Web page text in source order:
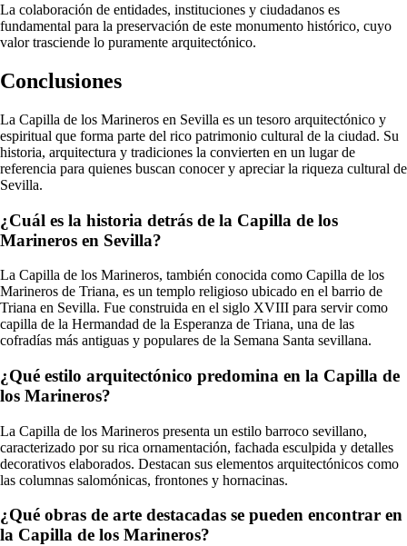
La colaboración de entidades, instituciones y ciudadanos es
fundamental para la preservación de este monumento histórico, cuyo
valor trasciende lo puramente arquitectónico.
Conclusiones
La Capilla de los Marineros en Sevilla es un tesoro arquitectónico y
espiritual que forma parte del rico patrimonio cultural de la ciudad. Su
historia, arquitectura y tradiciones la convierten en un lugar de
referencia para quienes buscan conocer y apreciar la riqueza cultural de
Sevilla.
¿Cuál es la historia detrás de la Capilla de los
Marineros en Sevilla?
La Capilla de los Marineros, también conocida como Capilla de los
Marineros de Triana, es un templo religioso ubicado en el barrio de
Triana en Sevilla. Fue construida en el siglo XVIII para servir como
capilla de la Hermandad de la Esperanza de Triana, una de las
cofradías más antiguas y populares de la Semana Santa sevillana.
¿Qué estilo arquitectónico predomina en la Capilla de
los Marineros?
La Capilla de los Marineros presenta un estilo barroco sevillano,
caracterizado por su rica ornamentación, fachada esculpida y detalles
decorativos elaborados. Destacan sus elementos arquitectónicos como
las columnas salomónicas, frontones y hornacinas.
¿Qué obras de arte destacadas se pueden encontrar en
la Capilla de los Marineros?